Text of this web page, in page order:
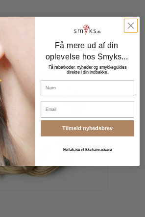
Få mere ud af din
oplevelse hos Smyks...
Få rabatkoder, nyheder og smykkeguides
direkte i din indbakke.
Tilmeld nyhedsbrev
Nej tak, jeg vil ikke have adgang